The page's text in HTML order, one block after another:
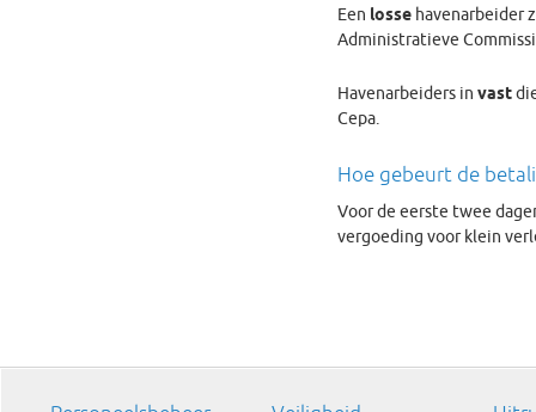
Een losse havenarbeider
Administratieve
Havenarbeiders in vast
Cepa.
Hoe gebeurt de
Voor de eerste twee
vergoeding voor klein